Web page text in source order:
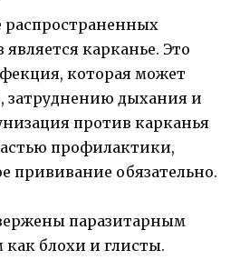
распространенных
является карканье. Это
которая может
затруднению дыхания и
против карканья
профилактики,
прививание обязательно.
паразитарным
блохи и глисты.